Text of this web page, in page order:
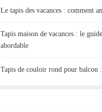
Le tapis des vacances : comment
Tapis maison de vacances : le
abordable
Tapis de couloir rond pour balcon